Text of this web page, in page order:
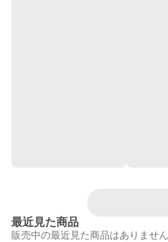
最近見た商品
販売中の最近見た商品はありません